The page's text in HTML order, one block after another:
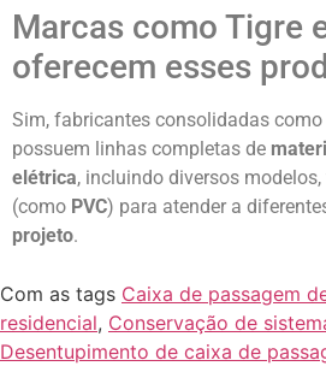
Marcas como Tigre
oferecem esses
Sim, fabricantes consolidadas como
possuem linhas completas de
elétrica, incluindo diversos
(como PVC) para atender a
projeto.
Com as tags Caixa de passagem
residencial, Conservação de
Desentupimento de caixa de